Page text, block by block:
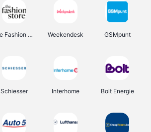
The Fashion Store Weekendesk GSMpunt
Schiesser Interhome Bolt Energie